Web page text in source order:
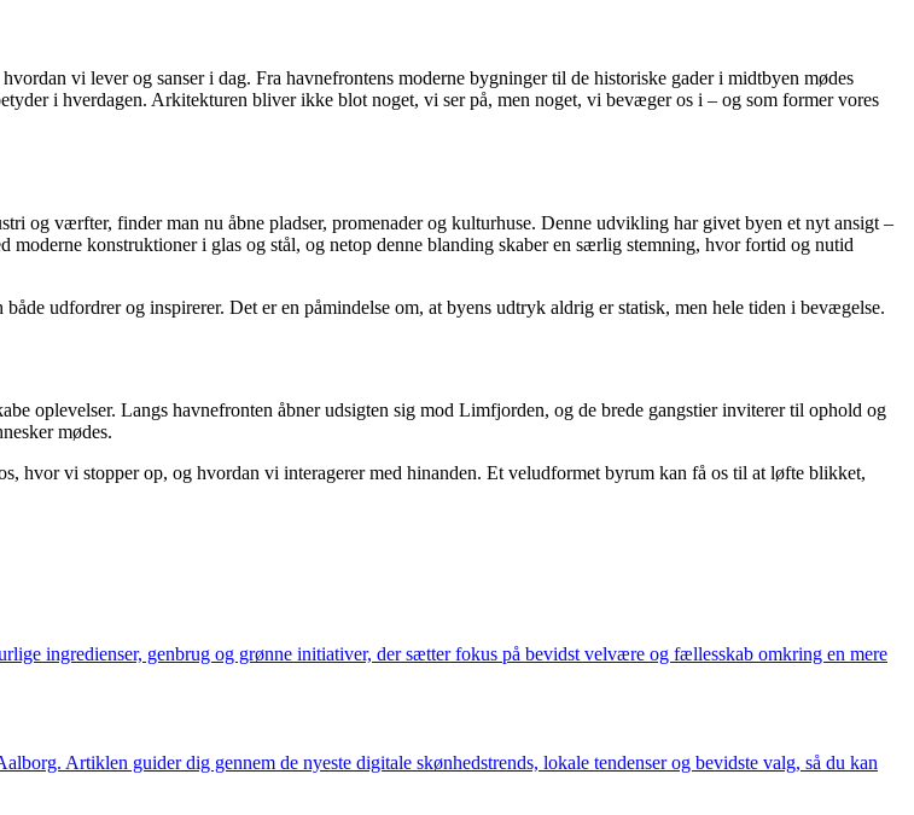
vi lever og sanser i dag. Fra havnefrontens moderne bygninger til de historiske gader i midtbyen mødes
i hverdagen. Arkitekturen bliver ikke blot noget, vi ser på, men noget, vi bevæger os i – og som former vores
og værfter, finder man nu åbne pladser, promenader og kulturhuse. Denne udvikling har givet byen et nyt ansigt –
konstruktioner i glas og stål, og netop denne blanding skaber en særlig stemning, hvor fortid og nutid
udfordrer og inspirerer. Det er en påmindelse om, at byens udtryk aldrig er statisk, men hele tiden i bevægelse.
oplevelser. Langs havnefronten åbner udsigten sig mod Limfjorden, og de brede gangstier inviterer til ophold og
mødes.
hvor vi stopper op, og hvordan vi interagerer med hinanden. Et veludformet byrum kan få os til at løfte blikket,
ingredienser, genbrug og grønne initiativer, der sætter fokus på bevidst velvære og fællesskab omkring en mere
Artiklen guider dig gennem de nyeste digitale skønhedstrends, lokale tendenser og bevidste valg, så du kan